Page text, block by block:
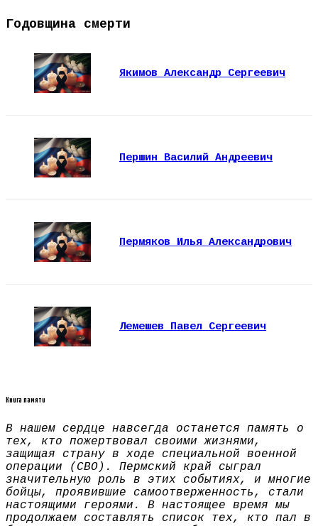
Годовщина смерти
Якимов Александр Сергеевич
Першин Василий Андреевич
Пермяков Илья Александрович
Лемешев Павел Сергеевич
Книга памяти
В нашем сердце навсегда останется память о
тех, кто пожертвовал своими жизнями,
защищая страну в ходе специальной военной
операции (СВО). Пермский край сыграл
значительную роль в этих событиях, и многие
бойцы, проявившие самоотверженность, стали
настоящими героями. В настоящее время мы
продолжаем составлять список тех, кто пал в